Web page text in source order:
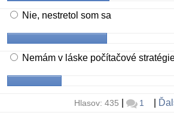
Nie, nestretol som sa
Nemám v láske počítačové
Hlasov: 435 1